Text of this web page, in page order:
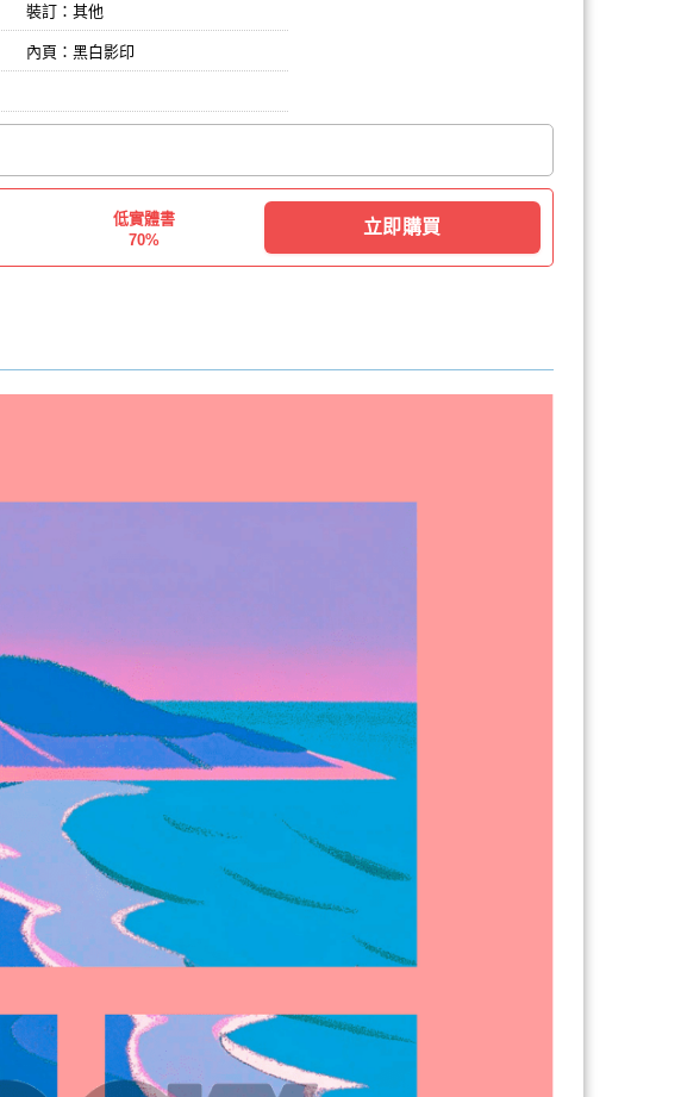
裝訂：其他
內頁：黑白影印
低實體書
70%
立即購買